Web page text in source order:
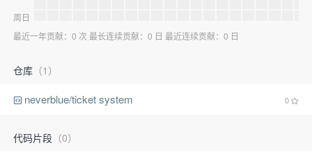
周日
最近一年贡献：0 次 最长连续贡献：0 日 最近连续贡献：0 日
仓库 （1）
neverblue/ticket system 0
代码片段 （0）